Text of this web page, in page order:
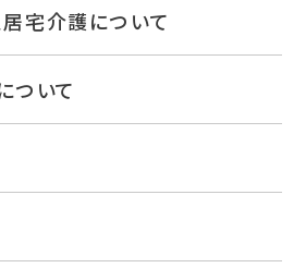
宅介護について
ついて